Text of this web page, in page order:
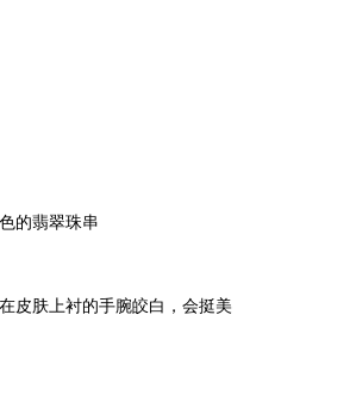
的翡翠珠串
肤上衬的手腕皎白，会挺美